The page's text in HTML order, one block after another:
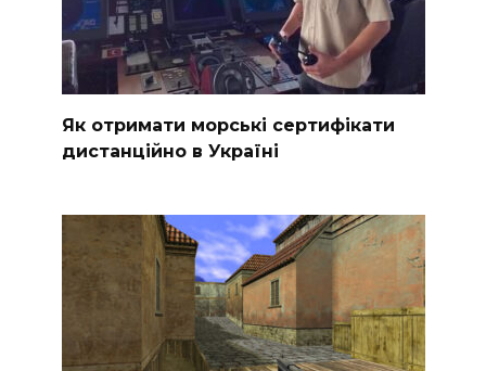
Як отримати морські сертифікати
дистанційно в Україні